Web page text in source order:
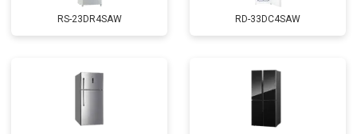
RS-23DR4SAW RD-33DC4SAW